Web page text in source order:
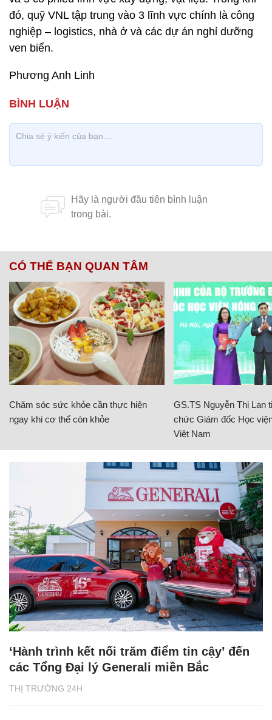
đó, quỹ VNL tập trung vào 3 lĩnh vực chính là công
nghiệp – logistics, nhà ở và các dự án nghỉ dưỡng
ven biển.
Phương Anh Linh
CÓ THỂ BẠN QUAN TÂM
Chăm sóc sức khỏe cần thực hiện
ngay khi cơ thể còn khỏe
GS.TS Nguyễn Thị Lan
chức Giám đốc Học
Việt Nam
THỊ TRƯỜNG 24H
‘Hành trình kết nối trăm điểm tin cậy’ đến
các Tổng Đại lý Generali miền Bắc